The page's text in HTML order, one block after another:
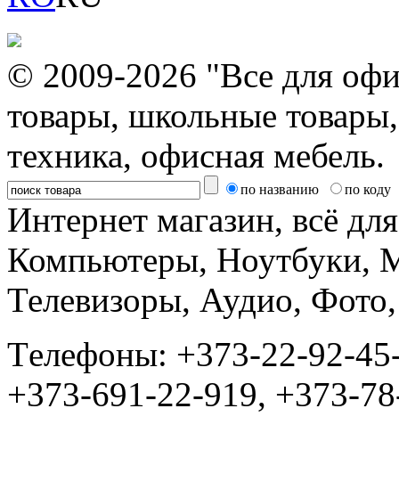
© 2009-2026 "Все для
товары, школьные
техника, офисная мебель.
по названию по коду
Интернет магазин, всё
Компьютеры, Ноутбуки,
Телевизоры, Аудио,
Tелефоны: +373-22-92-
+373-691-22-919, +373-